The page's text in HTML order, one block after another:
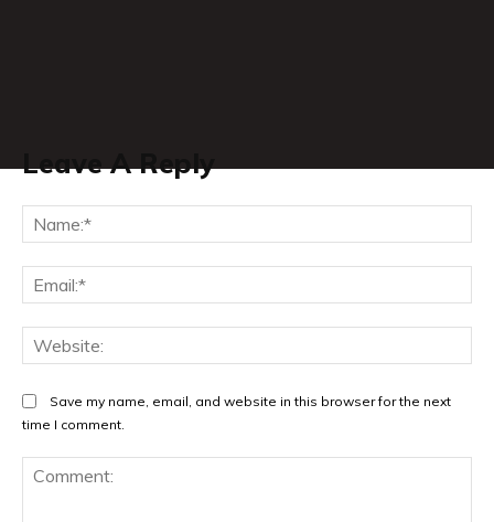
Leave A Reply
Save my name, email, and website in this browser for the next
time I comment.